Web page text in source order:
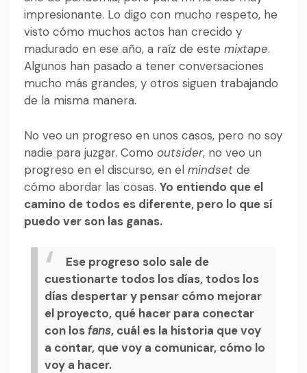
impresionante. Lo digo con mucho respeto, he
visto cómo muchos actos han crecido y
madurado en ese año, a raíz de este mixtape.
Algunos han pasado a tener conversaciones
mucho más grandes, y otros siguen trabajando
de la misma manera.
No veo un progreso en unos casos, pero no soy
nadie para juzgar. Como outsider, no veo un
progreso en el discurso, en el mindset de
cómo abordar las cosas. Yo entiendo que el
camino de todos es diferente, pero lo que sí
puedo ver son las ganas.
Ese progreso solo sale de
cuestionarte todos los días, todos los
días despertar y pensar cómo mejorar
el proyecto, qué hacer para conectar
con los fans, cuál es la historia que voy
a contar, que voy a comunicar, cómo lo
voy a hacer.